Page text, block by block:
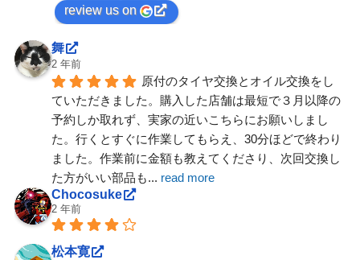
review us on
舞
2 年前
原付のタイヤ交換とオイル交換をし
ていただきました。購入した店舗は最短で３月以降の
予約しか取れず、実家の近いこちらにお願いしまし
た。行くとすぐに作業してもらえ、30分ほどで終わり
ました。作業前に金額も教えてくださり、次回交換し
た方がいい部品も... read more
Chocosuke
2 年前
松本寛